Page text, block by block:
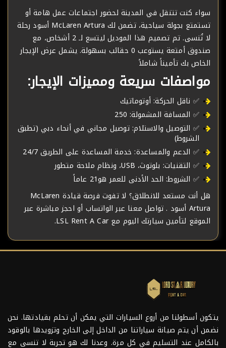
سواء كنت تتنقل في المدينة لحضور اجتماعات عمل هامة أو
تستمتع بجولة سياحية، تضمن لك McLaren Artura أسود رحلة
لا تُنسى. تم تصميم هذا الموديل ليتسع لـ 2 أشخاص، مع
صندوق أمتعة يستوعب 0 حقائب بسهولة. يشمل عرض الإيجار
الخاص بك تأميناً شاملاً
مواصفات سريعة ومميزات الإيجار:
✅ ناقل الحركة: أوتوماتيك
✅ المسافة المشمولة: 250
✅ التوصيل والاستلام: توصيل مجاني في أنحاء دبي (تطبق
الشروط)
✅ الدعم والمساعدة: خدمة المساعدة على الطريق 24/7
✅ التقنيات: بلوتوث، USB، ونظام ملاحة متطور
✅ الشروط: الحد الأدنى للعمر هو21 عاماً
هل أنت مستعد للانطلاق؟ لا تفوت فرصة قيادة McLaren
Artura أسود . تواصل معنا عبر الواتساب أو احجز مباشرة عبر
الموقع لتأمين سيارتك اليوم مع LSL Rent A Car.
يتكون أسطولنا من أروع السيارات التي يمكن أن تحلم بقيادتها. نحن
نضمن أن يتم صيانة سياراتنا من الداخل إلى الخارج وتزويدها بالوقود
بالكامل عند التسليم في كل مرة. وعدنا لك هو تجربة لا تنسى مع